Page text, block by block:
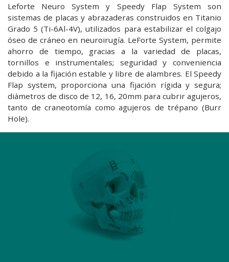
Leforte Neuro System y Speedy Flap System son
sistemas de placas y abrazaderas construidos en Titanio
Grado 5 (Ti-6Al-4V), utilizados para estabilizar el colgajo
óseo de cráneo en neuroirugía. LeForte System, permite
ahorro de tiempo, gracias a la variedad de placas,
tornillos e instrumentales; seguridad y conveniencia
debido a la fijación estable y libre de alambres. El Speedy
Flap system, proporciona una fijación rígida y segura;
diámetros de disco de 12, 16, 20mm para cubrir agujeros,
tanto de craneotomía como agujeros de trépano (Burr
Hole).